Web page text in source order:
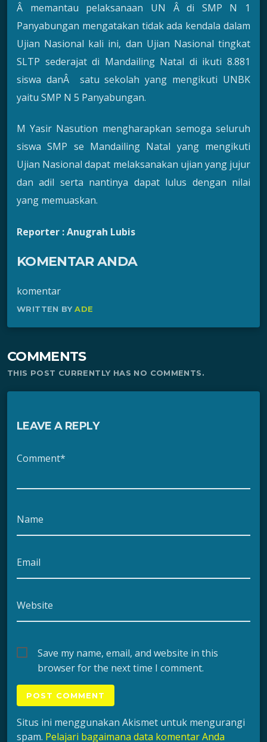
Â memantau pelaksanaan UN Â di SMP N 1
Panyabungan mengatakan tidak ada kendala dalam
Ujian Nasional kali ini, dan Ujian Nasional tingkat
SLTP sederajat di Mandailing Natal di ikuti 8.881
siswa danÂ satu sekolah yang mengikuti UNBK
yaitu SMP N 5 Panyabungan.
M Yasir Nasution mengharapkan semoga seluruh
siswa SMP se Mandailing Natal yang mengikuti
Ujian Nasional dapat melaksanakan ujian yang jujur
dan adil serta nantinya dapat lulus dengan nilai
yang memuaskan.
Reporter : Anugrah Lubis
KOMENTAR ANDA
komentar
WRITTEN BYADE
COMMENTS
THIS POST CURRENTLY HAS NO COMMENTS.
LEAVE A REPLY
Comment*
Name
Email
Website
Save my name, email, and website in this
browser for the next time I comment.
Situs ini menggunakan Akismet untuk mengurangi
spam. Pelajari bagaimana data komentar Anda